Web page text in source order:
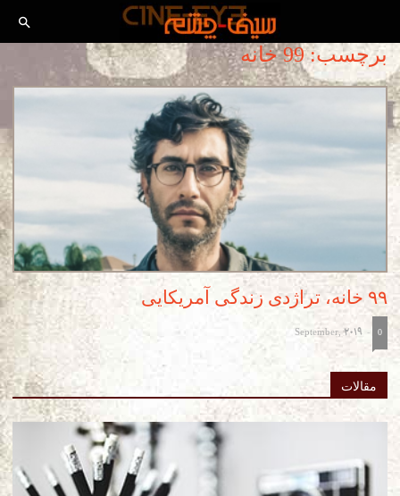
برچسب: 99 خانه
۹۹ خانه، تراژدی زندگی آمریکایی
-
September, 2019 0
مقالات